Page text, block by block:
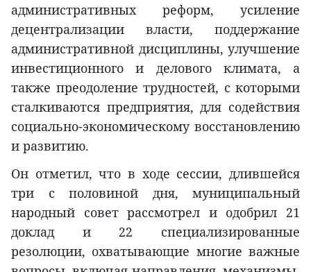
административных реформ, усиление
децентрализации власти, поддержание
административной дисциплины, улучшение
инвестиционного и делового климата, а
также преодоление трудностей, с которыми
сталкиваются предприятия, для содействия
социально-экономическому восстановлению
и развитию.
Он отметил, что в ходе сессии, длившейся
три с половиной дня, муниципальный
народный совет рассмотрел и одобрил 21
доклад и 22 специализированные
резолюции, охватывающие многие важные